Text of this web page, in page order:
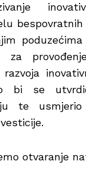
za
bi se
te
otvaranje